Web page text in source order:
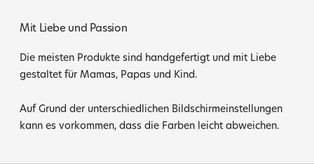
Mit Liebe und Passion
Die meisten Produkte sind handgefertigt und mit Liebe
gestaltet für Mamas, Papas und Kind.
Auf Grund der unterschiedlichen Bildschirmeinstellungen
kann es vorkommen, dass die Farben leicht abweichen.